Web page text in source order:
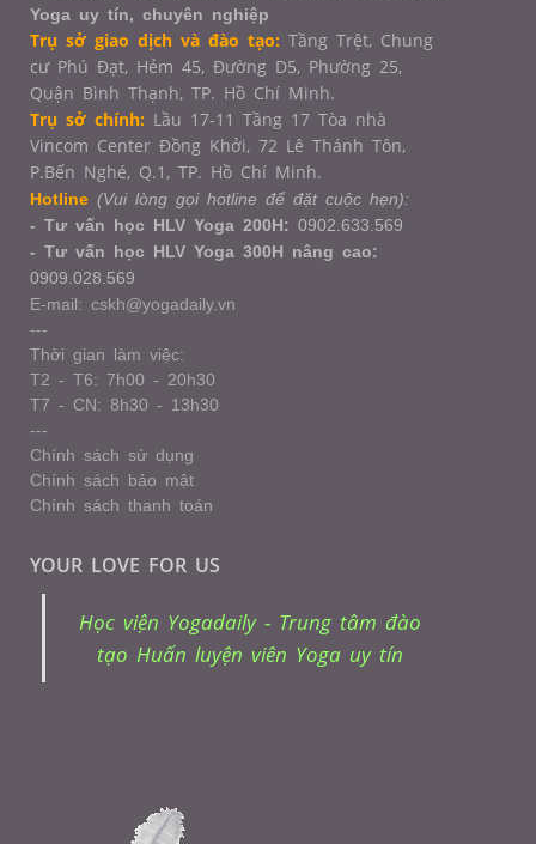
Yoga uy tín, chuyên nghiệp
Trụ sở giao dịch và đào tạo: Tầng Trệt, Chung
cư Phú Đạt, Hẻm 45, Đường D5, Phường 25,
Quận Bình Thạnh, TP. Hồ Chí Minh.
Trụ sở chính: Lầu 17-11 Tầng 17 Tòa nhà
Vincom Center Đồng Khởi, 72 Lê Thánh Tôn,
P.Bến Nghé, Q.1, TP. Hồ Chí Minh.
Hotline (Vui lòng gọi hotline để đặt cuộc hẹn):
- Tư vấn học HLV Yoga 200H: 0902.633.569
- Tư vấn học HLV Yoga 300H nâng cao:
0909.028.569
E-mail: cskh@yogadaily.vn
---
Thời gian làm việc:
T2 - T6: 7h00 - 20h30
T7 - CN: 8h30 - 13h30
---
Chính sách sử dụng
Chính sách bảo mật
Chính sách thanh toán
YOUR LOVE FOR US
Học viện Yogadaily - Trung tâm đào
tạo Huấn luyện viên Yoga uy tín